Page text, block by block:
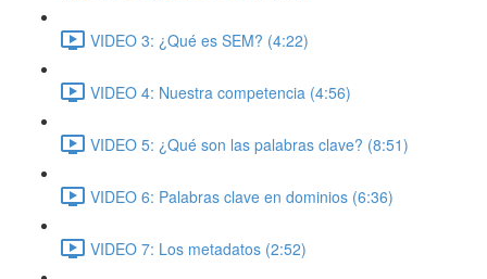
VIDEO 3: ¿Qué es SEM? (4:22)
VIDEO 4: Nuestra competencia (4:56)
VIDEO 5: ¿Qué son las palabras clave? (8:51)
VIDEO 6: Palabras clave en dominios (6:36)
VIDEO 7: Los metadatos (2:52)